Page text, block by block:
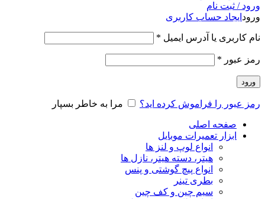
ورود / ثبت نام
ورود ایجاد حساب کاربری
نام کاربری یا آدرس ایمیل *
رمز عبور *
ورود
رمز عبور را فراموش کرده اید؟ مرا به خاطر بسپار
صفحه اصلی
ابزار تعمیرات موبایل
انواع لوپ و لنز ها
هیتر، دسته هیتر، نازل ها
انواع پیچ‌ گوشتی و پنس
بطری تینر
سیم چین و کف چین